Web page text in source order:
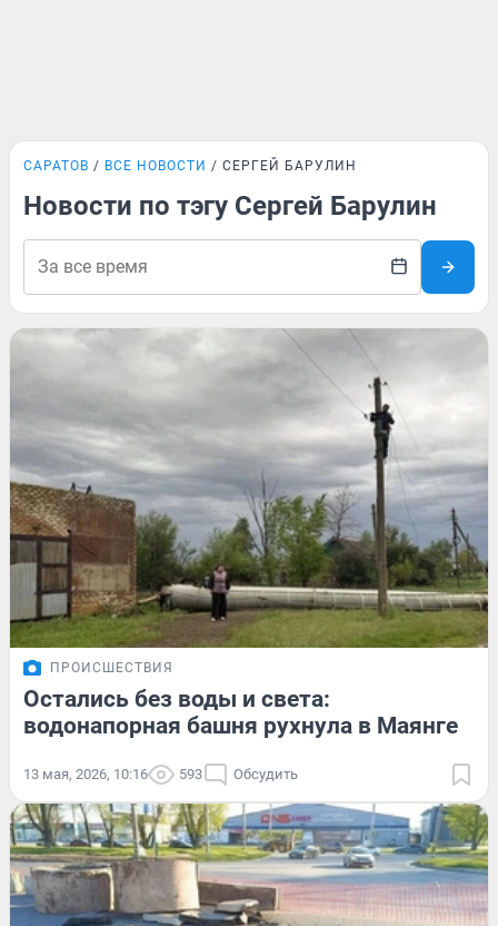
САРАТОВ ВСЕ НОВОСТИ СЕРГЕЙ БАРУЛИН
Новости по тэгу Сергей Барулин
ПРОИСШЕСТВИЯ
Остались без воды и света:
водонапорная башня рухнула в Маянге
13 мая, 2026, 10:16 593 Обсудить